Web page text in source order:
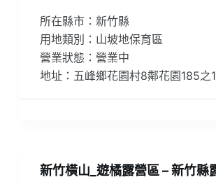
所在縣市：新竹縣
用地類別：山坡地保育區
營業狀態：營業中
地址：五峰鄉花園村8鄰花園185之
新竹橫山_遊橘露營區 – 新竹縣